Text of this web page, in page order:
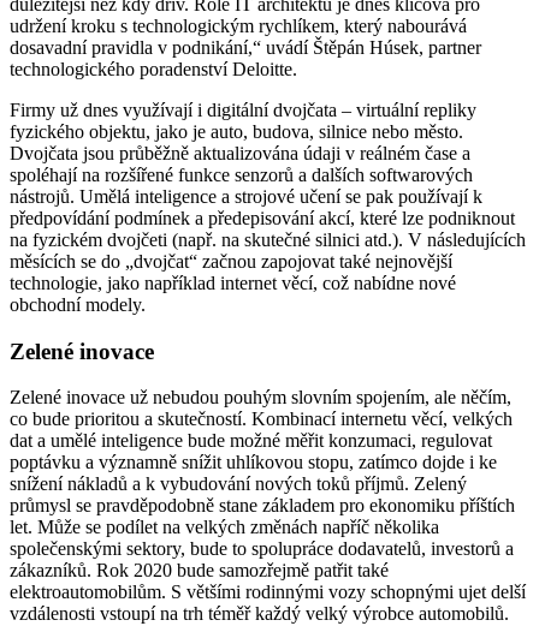
důležitější než kdy dřív. Role IT architektů je dnes klíčová pro
udržení kroku s technologickým rychlíkem, který nabourává
dosavadní pravidla v podnikání,“ uvádí Štěpán Húsek, partner
technologického poradenství Deloitte.
Firmy už dnes využívají i digitální dvojčata – virtuální repliky
fyzického objektu, jako je auto, budova, silnice nebo město.
Dvojčata jsou průběžně aktualizována údaji v reálném čase a
spoléhají na rozšířené funkce senzorů a dalších softwarových
nástrojů. Umělá inteligence a strojové učení se pak používají k
předpovídání podmínek a předepisování akcí, které lze podniknout
na fyzickém dvojčeti (např. na skutečné silnici atd.). V následujících
měsících se do „dvojčat“ začnou zapojovat také nejnovější
technologie, jako například internet věcí, což nabídne nové
obchodní modely.
Zelené inovace
Zelené inovace už nebudou pouhým slovním spojením, ale něčím,
co bude prioritou a skutečností. Kombinací internetu věcí, velkých
dat a umělé inteligence bude možné měřit konzumaci, regulovat
poptávku a významně snížit uhlíkovou stopu, zatímco dojde i ke
snížení nákladů a k vybudování nových toků příjmů. Zelený
průmysl se pravděpodobně stane základem pro ekonomiku příštích
let. Může se podílet na velkých změnách napříč několika
společenskými sektory, bude to spolupráce dodavatelů, investorů a
zákazníků. Rok 2020 bude samozřejmě patřit také
elektroautomobilům. S většími rodinnými vozy schopnými ujet delší
vzdálenosti vstoupí na trh téměř každý velký výrobce automobilů.